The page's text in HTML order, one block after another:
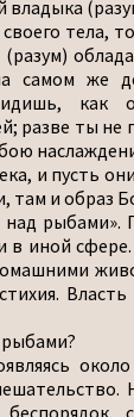
тела,
самом же
как
разве ты не
и пусть
там и образ
рыбами».
иной сфере.